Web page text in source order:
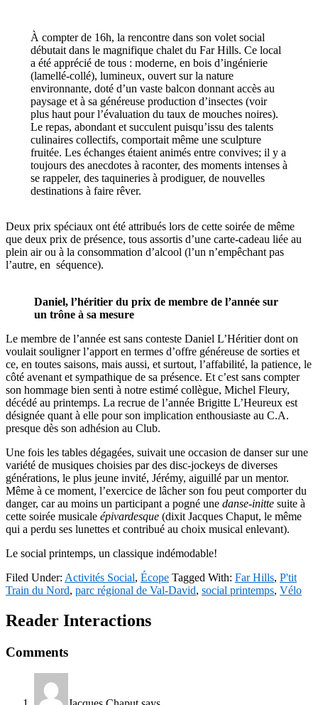
À compter de 16h, la rencontre dans son volet social
débutait dans le magnifique chalet du Far Hills. Ce local
a été apprécié de tous : moderne, en bois d’ingénierie
(lamellé-collé), lumineux, ouvert sur la nature
environnante, doté d’un vaste balcon donnant accès au
paysage et à sa généreuse production d’insectes (voir
plus haut pour l’évaluation du taux de mouches noires).
Le repas, abondant et succulent puisqu’issu des talents
culinaires collectifs, comportait même une sculpture
fruitée. Les échanges étaient animés entre convives; il y a
toujours des anecdotes à raconter, des moments intenses à
se rappeler, des taquineries à prodiguer, de nouvelles
destinations à faire rêver.
Deux prix spéciaux ont été attribués lors de cette soirée de même
que deux prix de présence, tous assortis d’une carte-cadeau liée au
plein air ou à la consommation d’alcool (l’un n’empêchant pas
l’autre, en séquence).
Daniel, l’héritier du prix de membre de l’année sur
un trône à sa mesure
Le membre de l’année est sans conteste Daniel L’Héritier dont on
voulait souligner l’apport en termes d’offre généreuse de sorties et
ce, en toutes saisons, mais aussi, et surtout, l’affabilité, la patience, le
côté avenant et sympathique de sa présence. Et c’est sans compter
son hommage bien senti à notre estimé collègue, Michel Fleury,
décédé au printemps. La recrue de l’année Brigitte L’Heureux est
désignée quant à elle pour son implication enthousiaste au C.A.
presque dès son adhésion au Club.
Une fois les tables dégagées, suivait une occasion de danser sur une
variété de musiques choisies par des disc-jockeys de diverses
générations, le plus jeune invité, Jérémy, aiguillé par un mentor.
Même à ce moment, l’exercice de lâcher son fou peut comporter du
danger, car au moins un participant a pogné une danse-initte suite à
cette soirée musicale épivardesque (dixit Jacques Chaput, le même
qui a perdu ses lunettes et contribué au choix musical enlevant).
Le social printemps, un classique indémodable!
Filed Under: Activités Social, Écope Tagged With: Far Hills, P'tit
Train du Nord, parc régional de Val-David, social printemps, Vélo
Reader Interactions
Comments